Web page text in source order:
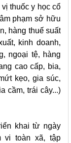
thuốc y học cổ
phạm sở hữu
hàng thuế suất
kinh doanh,
ngoại tệ, hàng
cao cấp, bia,
kẹo, gia súc,
cầm, trái cây...)
khai từ ngày
vi toàn xã, tập